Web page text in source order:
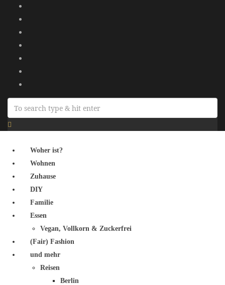
Woher ist?
Wohnen
Zuhause
DIY
Familie
Essen
Vegan, Vollkorn & Zuckerfrei
(Fair) Fashion
und mehr
Reisen
Berlin